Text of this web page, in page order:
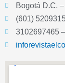
Bogotá D.C.
(601)
3102697465